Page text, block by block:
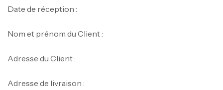
Date de réception :
Nom et prénom du Client :
Adresse du Client :
Adresse de livraison :